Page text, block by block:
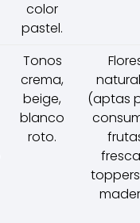
color
pastel.
Tonos
crema,
beige,
blanco
roto.
(aptas